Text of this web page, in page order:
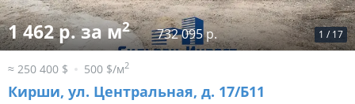
1 / 17
1 462 р. за м2 732 095 р.
≈ 250 400 $ 500 $/м2
Кирши, ул. Центральная, д. 17/Б11